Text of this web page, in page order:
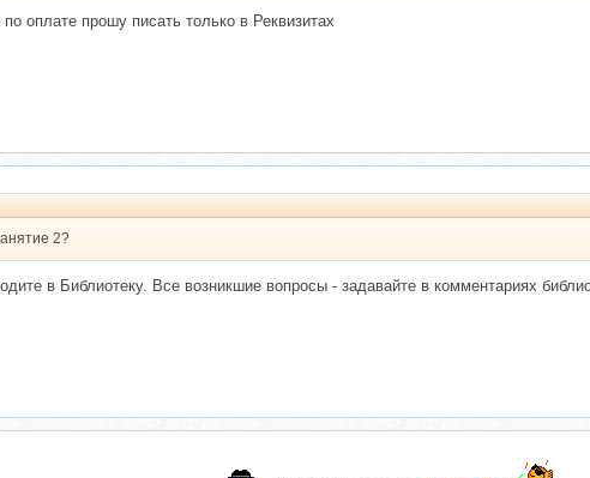
оплате прошу писать только в Реквизитах
2?
в Библиотеку. Все возникшие вопросы - задавайте в комментариях